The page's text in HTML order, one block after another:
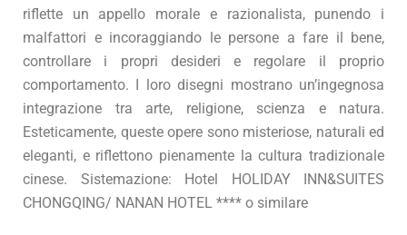
riflette un appello morale e razionalista, punendo i
malfattori e incoraggiando le persone a fare il bene,
controllare i propri desideri e regolare il proprio
comportamento. I loro disegni mostrano un’ingegnosa
integrazione tra arte, religione, scienza e natura.
Esteticamente, queste opere sono misteriose, naturali ed
eleganti, e riflettono pienamente la cultura tradizionale
cinese. Sistemazione: Hotel HOLIDAY INN&SUITES
CHONGQING/ NANAN HOTEL **** o similare